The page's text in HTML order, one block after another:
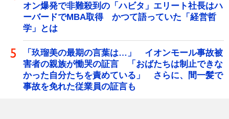
オン爆発で非難殺到の「ハビタ」エリート社長はハ
ーバードでMBA取得 かつて語っていた「経営哲
学」とは
「玖瑠美の最期の言葉は…」 イオンモール事故被
害者の親族が慟哭の証言 「おばたちは制止できな
かった自分たちを責めている」 さらに、間一髪で
事故を免れた従業員の証言も